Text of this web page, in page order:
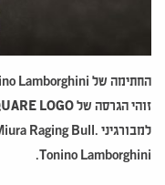
זוהי הגרסה שלLOGO
Tonino Lamborghini.